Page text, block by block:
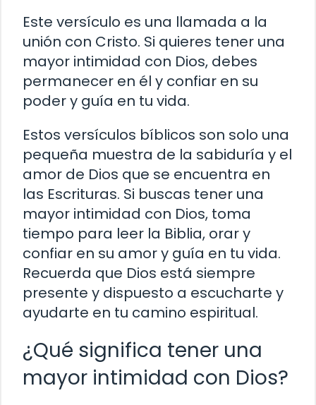
Este versículo es una llamada a la
unión con Cristo. Si quieres tener una
mayor intimidad con Dios, debes
permanecer en él y confiar en su
poder y guía en tu vida.
Estos versículos bíblicos son solo una
pequeña muestra de la sabiduría y el
amor de Dios que se encuentra en
las Escrituras. Si buscas tener una
mayor intimidad con Dios, toma
tiempo para leer la Biblia, orar y
confiar en su amor y guía en tu vida.
Recuerda que Dios está siempre
presente y dispuesto a escucharte y
ayudarte en tu camino espiritual.
¿Qué significa tener una
mayor intimidad con Dios?